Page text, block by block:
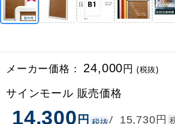
メーカー価格： 24,000円 (税抜)
サインモール 販売価格
14,300円 / 15,730円